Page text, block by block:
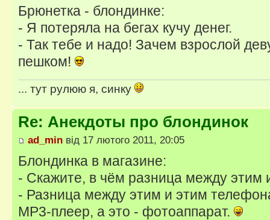
Брюнетка - блондинке:
- Я потеряла на бегах кучу денег.
- Так тебе и надо! Зачем взрослой
пешком!
... тут рулюю я, синку
Re: Анекдоты про блондинок
ad_min від 17 лютого 2011, 20:05
Блондинка в магазине:
- Скажите, в чём разница между этим
- Разница между этим и этим
МР3-плеер, а это - фотоаппарат.